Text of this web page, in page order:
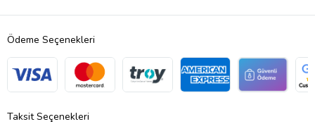
Ödeme Seçenekleri
Taksit Seçenekleri